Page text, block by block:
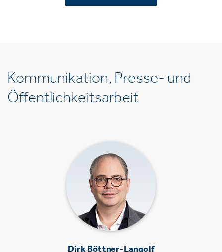
Kommunikation, Presse- und
Öffentlichkeitsarbeit
Dirk Böttner-Langolf